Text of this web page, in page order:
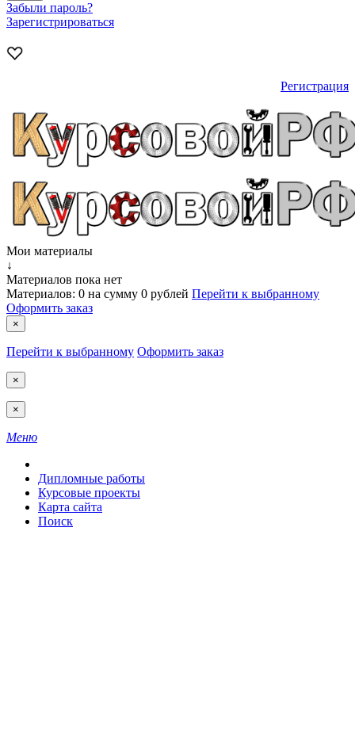
Забыли пароль?
Зарегистрироваться
Регистрация
Мои материалы
↓
Материалов пока нет
Материалов: 0 на сумму 0 рублей Перейти к выбранному
Оформить заказ
×
Перейти к выбранному Оформить заказ
×
×
Меню
Дипломные работы
Курсовые проекты
Карта сайта
Поиск